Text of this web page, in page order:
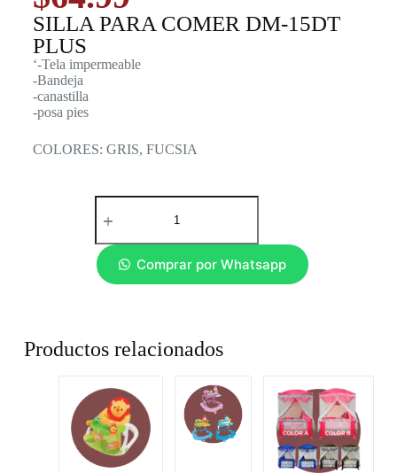
SILLA PARA COMER DM-15DT
PLUS
‘-Tela impermeable
-Bandeja
-canastilla
-posa pies
COLORES: GRIS, FUCSIA
Comprar por Whatsapp
Productos relacionados